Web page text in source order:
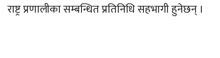
राष्ट्र प्रणालीका सम्बन्धित प्रतिनिधि सहभागी हुनेछन् ।